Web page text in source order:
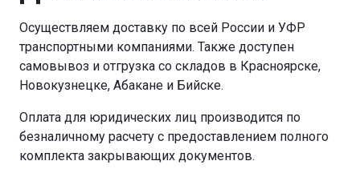
Осуществляем доставку по всей России и УФР
транспортными компаниями. Также доступен
самовывоз и отгрузка со складов в Красноярске,
Новокузнецке, Абакане и Бийске.
Оплата для юридических лиц производится по
безналичному расчету с предоставлением полного
комплекта закрывающих документов.